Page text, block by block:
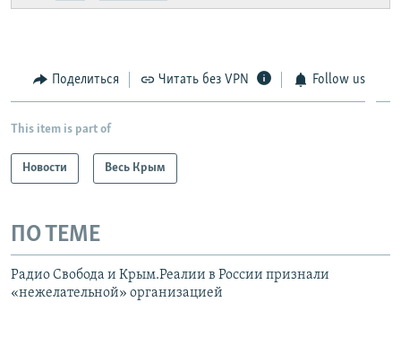
Поделиться Читать без VPN Follow us
This item is part of
Новости Весь Крым
ПО ТЕМЕ
Радио Свобода и Крым.Реалии в России признали
«нежелательной» организацией